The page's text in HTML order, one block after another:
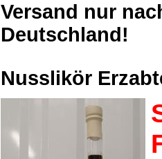
Versand nur
Deutschland!
Nusslikör